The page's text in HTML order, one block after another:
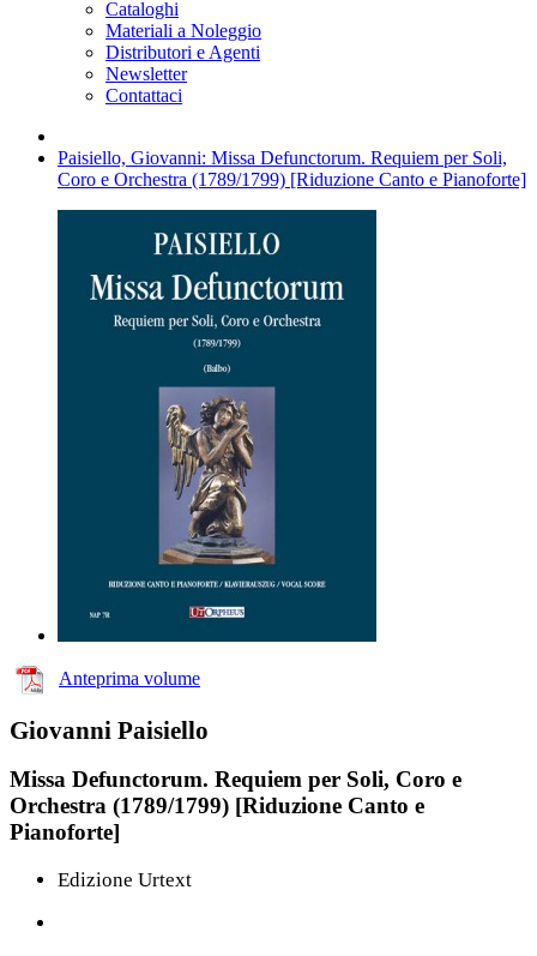
Cataloghi
Materiali a Noleggio
Distributori e Agenti
Newsletter
Contattaci
Paisiello, Giovanni: Missa Defunctorum. Requiem per Soli,
Coro e Orchestra (1789/1799) [Riduzione Canto e Pianoforte]
Anteprima volume
Giovanni Paisiello
Missa Defunctorum. Requiem per Soli, Coro e
Orchestra (1789/1799) [Riduzione Canto e
Pianoforte]
Edizione Urtext